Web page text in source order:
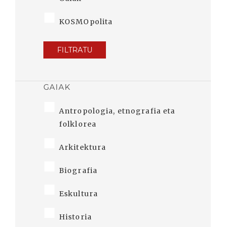
KOSMOpolita
FILTRATU
GAIAK
Antropologia, etnografia eta
folklorea
Arkitektura
Biografia
Eskultura
Historia